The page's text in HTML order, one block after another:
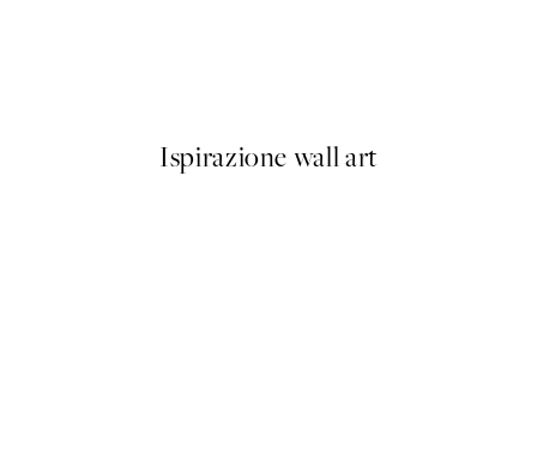
Ispirazione wall art